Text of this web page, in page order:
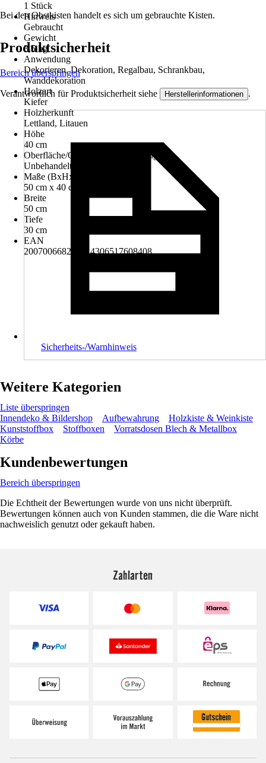
1 Stück
Hinweis
Gebraucht
Gewicht
3,5 kg
Anwendung
Dekorieren, Dekoration, Regalbau, Schrankbau,
Wanddekoration
Holzart
Kiefer
Holzherkunft
Lettland, Litauen
Höhe
40 cm
Oberfläche/Oberflächenbehandlung
Unbehandelt
Maße (BxHxT)
50 cm x 40 cm x 30 cm
Breite
50 cm
Tiefe
30 cm
EAN
2007006682290, 4306517608408
Bei den Obstkisten handelt es sich um gebrauchte Kisten.
Produktsicherheit
Bereich überspringen
Verantwortlich für Produktsicherheit siehe Herstellerinformationen .
Sicherheits-/Warnhinweis
Weitere Kategorien
Liste überspringen
Innendeko & Bildershop
Aufbewahrung
Holzkiste & Weinkiste
Kunststoffbox
Stoffboxen
Vorratsdosen Blech & Metallbox
Körbe
Kundenbewertungen
Bereich überspringen
Die Echtheit der Bewertungen wurde von uns nicht überprüft.
Bewertungen können auch von Kunden stammen, die die Ware nicht
nachweislich genutzt oder gekauft haben.
Zahlarten